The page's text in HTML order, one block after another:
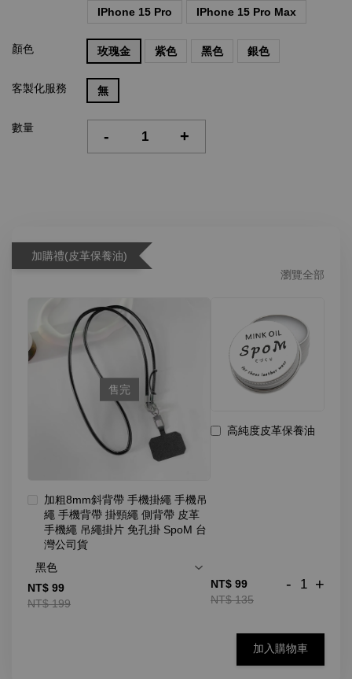
IPhone 15 Pro IPhone 15 Pro Max
顏色 玫瑰金 紫色 黑色 銀色
客製化服務 無
數量 - +
加購禮(皮革保養油)
瀏覽全部
售完
加粗8mm斜背帶 手機掛繩 手機吊
繩 手機背帶 掛頸繩 側背帶 皮革
手機繩 吊繩掛片 免孔掛 SpoM 台
灣公司貨
NT$ 99
NT$ 199
高純度皮革保養油
NT$ 99
NT$ 135
- +
加入購物車